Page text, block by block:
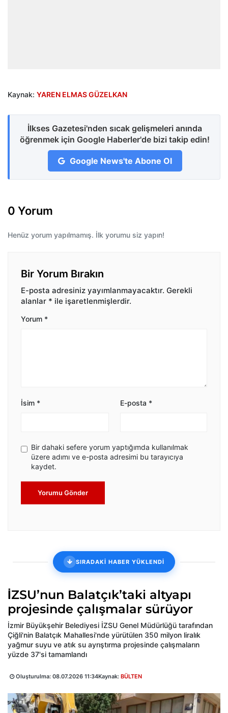
Kaynak: YAREN ELMAS GÜZELKAN
İlkses Gazetesi'nden sıcak gelişmeleri anında
öğrenmek için Google Haberler'de bizi takip edin!
Google News'te Abone Ol
0 Yorum
Henüz yorum yapılmamış. İlk yorumu siz yapın!
Bir Yorum Bırakın
E-posta adresiniz yayımlanmayacaktır. Gerekli
alanlar * ile işaretlenmişlerdir.
Yorum *
İsim * E-posta *
Bir dahaki sefere yorum yaptığımda kullanılmak
üzere adımı ve e-posta adresimi bu tarayıcıya
kaydet.
Yorumu Gönder
SIRADAKİ HABER YÜKLENDİ
İZSU’nun Balatçık’taki altyapı
projesinde çalışmalar sürüyor
İzmir Büyükşehir Belediyesi İZSU Genel Müdürlüğü tarafından
Çiğli'nin Balatçık Mahallesi'nde yürütülen 350 milyon liralık
yağmur suyu ve atık su ayrıştırma projesinde çalışmaların
yüzde 37'si tamamlandı
Oluşturulma: 08.07.2026 11:34Kaynak: BÜLTEN